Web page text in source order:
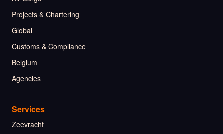
Projects & Chartering
Global
Customs & Compliance
Belgium
Agencies
Services
Zeevracht